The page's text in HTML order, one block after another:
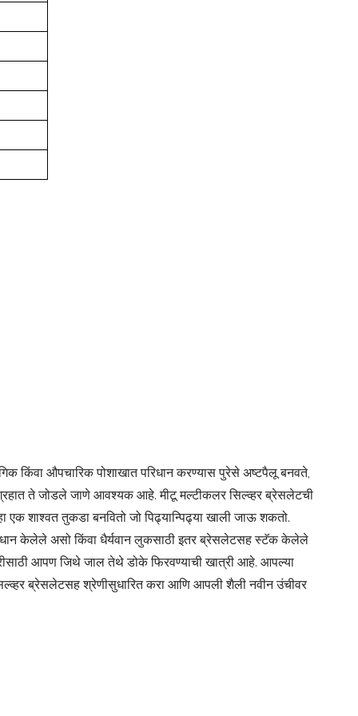
किंवा औपचारिक पोशाखात परिधान करण्यास पुरेसे अष्टपैलू बनवते,
संग्रहात ते जोडले जाणे आवश्यक आहे. मीटू मल्टीकलर सिल्व्हर ब्रेसलेटची
एक शाश्वत तुकडा बनवितो जो पिढ्यान्पिढ्या खाली जाऊ शकतो.
केलेले असो किंवा धैर्यवान लुकसाठी इतर ब्रेसलेटसह स्टॅक केलेले
आपण जिथे जाल तेथे डोके फिरवण्याची खात्री आहे. आपल्या
ब्रेसलेटसह श्रेणीसुधारित करा आणि आपली शैली नवीन उंचीवर